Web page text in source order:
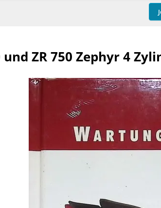
und ZR 750 Zephyr 4